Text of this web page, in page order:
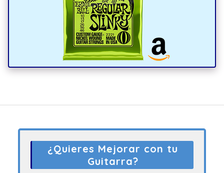
¿Quieres Mejorar con tu
Guitarra?